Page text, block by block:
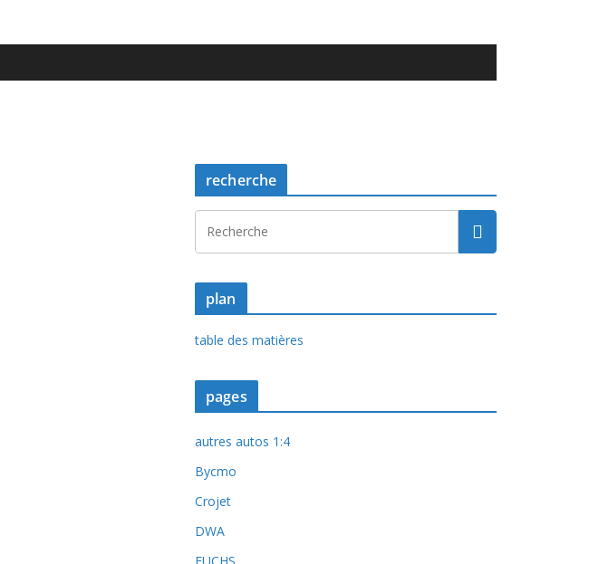
recherche
plan
table des matières
pages
autres autos 1:4
Bycmo
Crojet
DWA